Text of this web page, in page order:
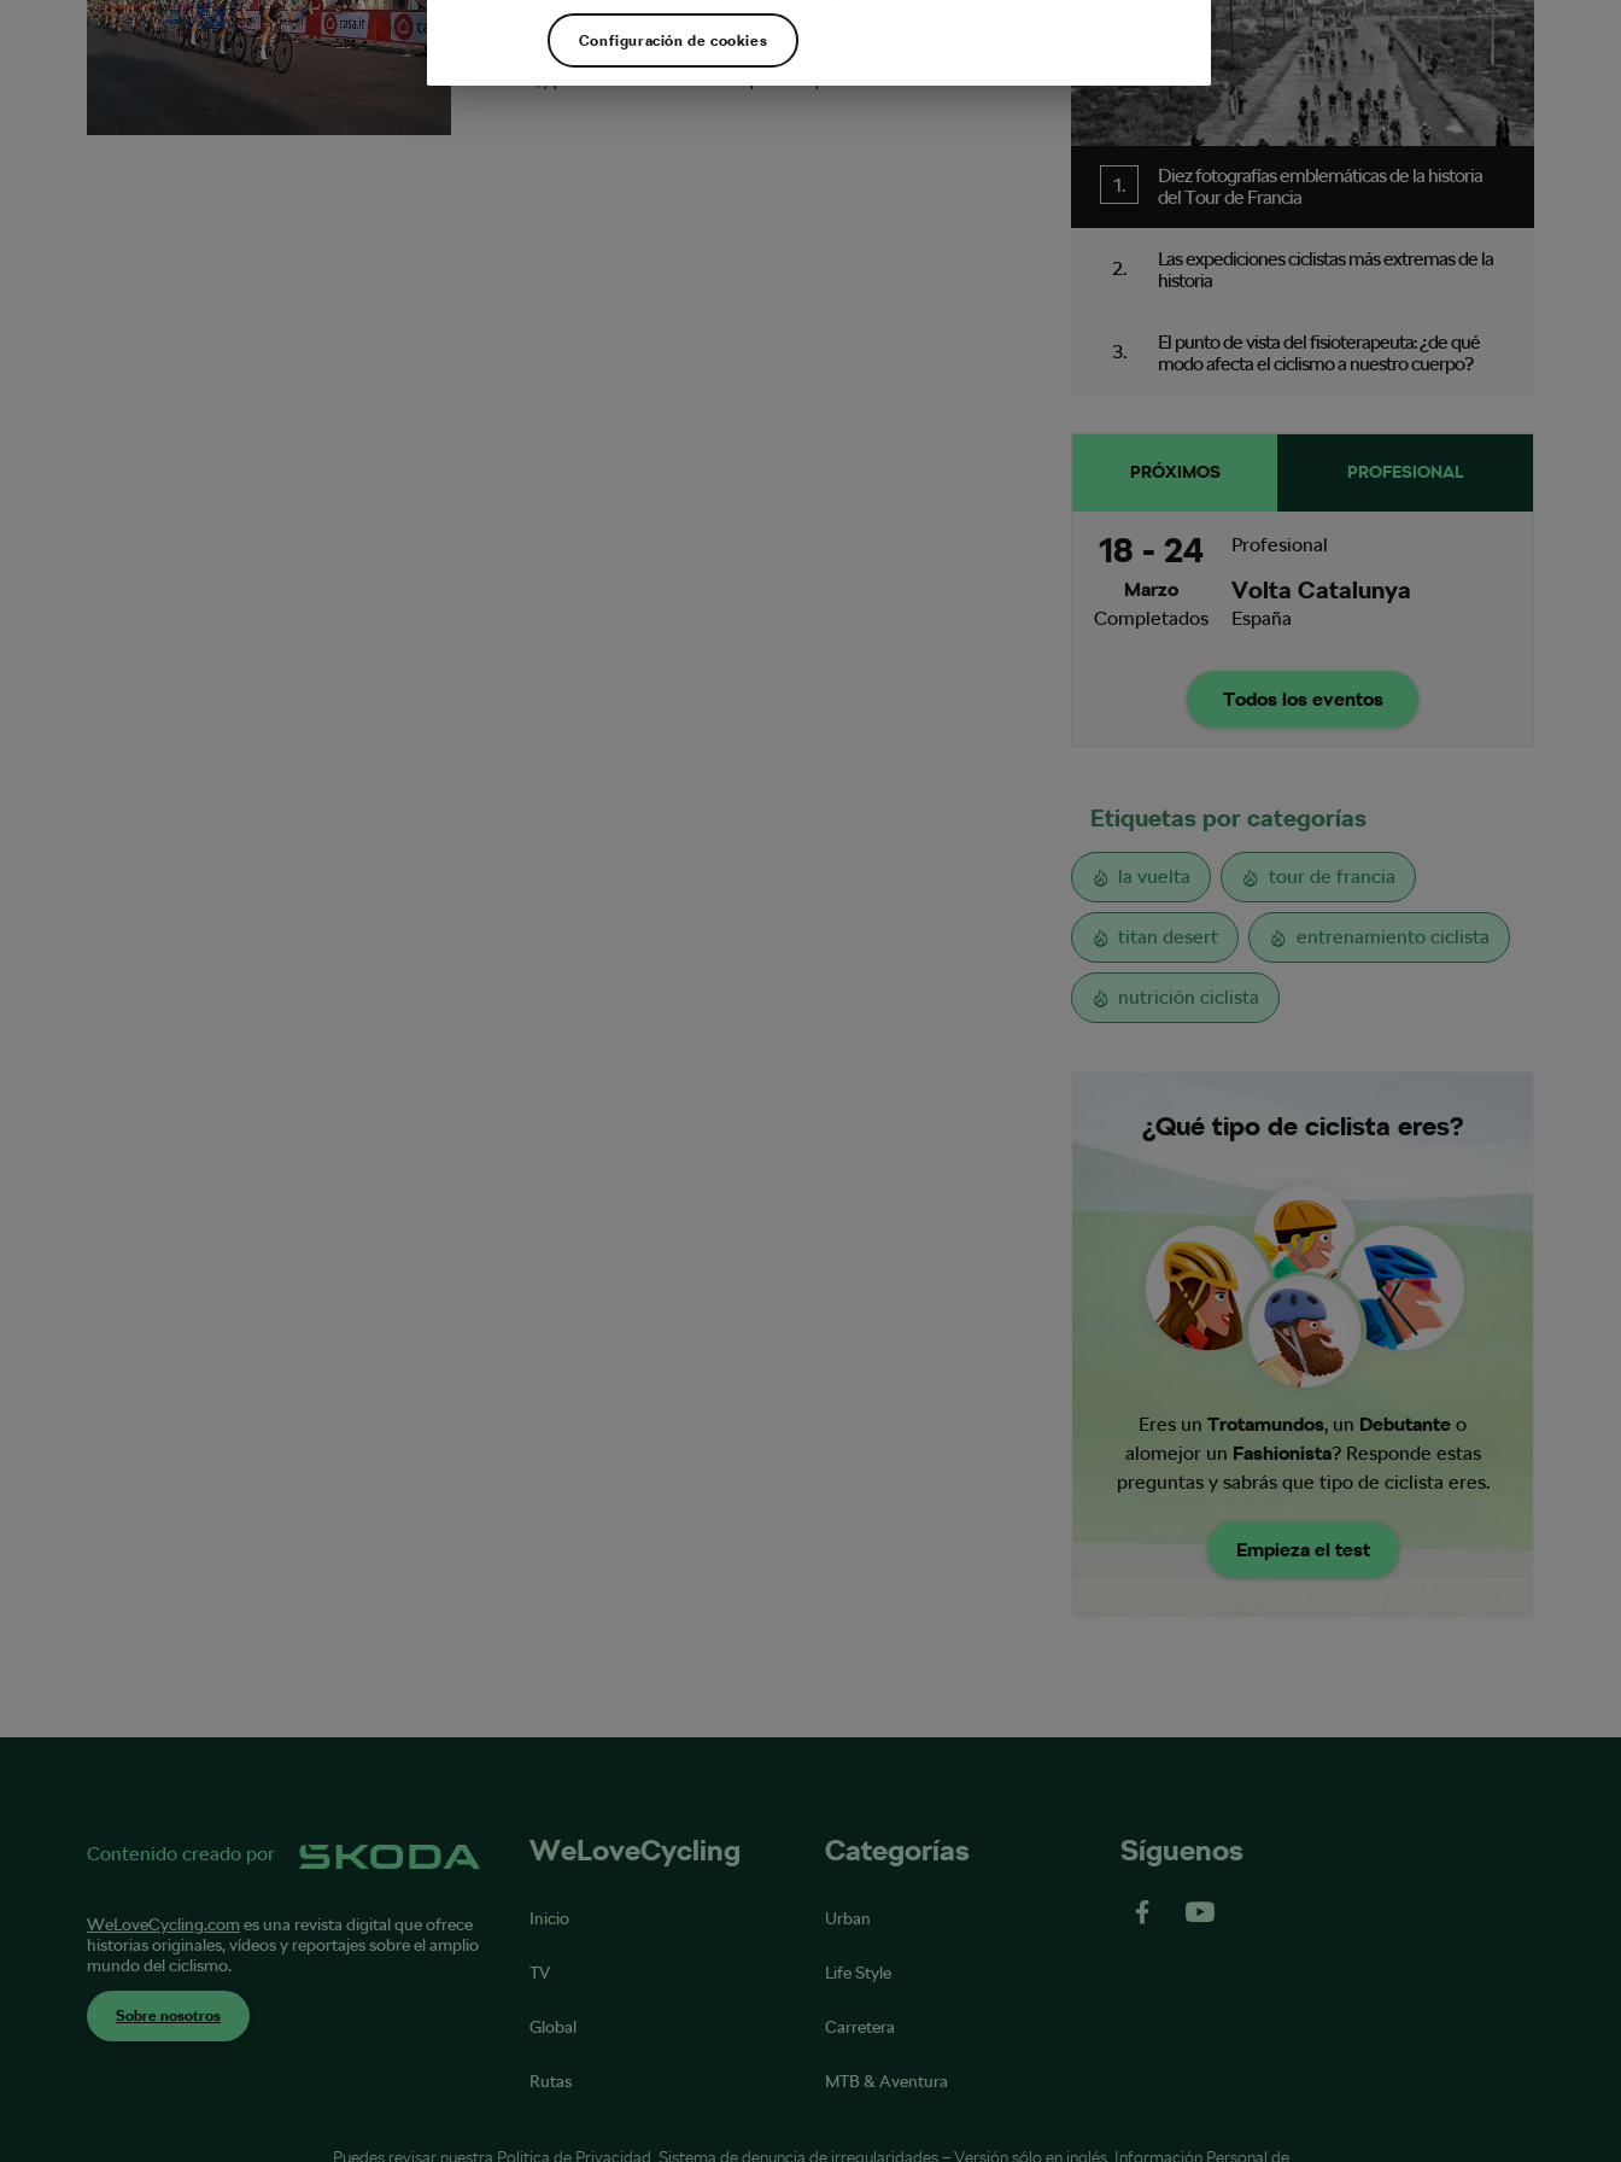
Si algo tiene diferente el Giro de Italia al resto de las carreras es la pasión con la que la
viven los aficionados. La corsa rosa es lo máximo para un italiano, la organización lo
Diez fotografías emblemáticas de la historia
del Tour de Francia
Las expediciones ciclistas más extremas de la
historia
El punto de vista del fisioterapeuta: ¿de qué
modo afecta el ciclismo a nuestro cuerpo?
PRÓXIMOS PROFESIONAL
18 - 24
Marzo
Completados
Profesional
Volta Catalunya
España
Todos los eventos
Etiquetas por categorías
la vuelta tour de francia
titan desert entrenamiento ciclista
nutrición ciclista
¿Qué tipo de ciclista eres?
Eres un Trotamundos, un Debutante o
alomejor un Fashionista? Responde estas
preguntas y sabrás que tipo de ciclista eres.
Empieza el test
Contenido creado por
WeLoveCycling.com es una revista digital que ofrece
historias originales, vídeos y reportajes sobre el amplio
mundo del ciclismo.
Sobre nosotros
WeLoveCycling
Inicio
TV
Global
Rutas
Categorías
Urban
Life Style
Carretera
MTB & Aventura
Síguenos
Puedes revisar nuestra Politica de Privacidad Sistema de denuncia de irregularidades– Versión sólo en inglés, Información Personal de
Configuración de cookies